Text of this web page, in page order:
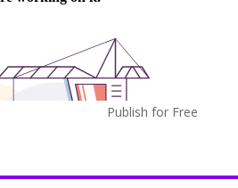
Publish for Free